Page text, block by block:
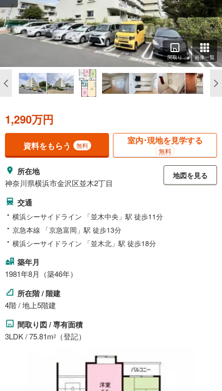
間取り 画像一覧
1,290万円
資料をもらう 無料 室内･現地を見学する
無料
所在地
神奈川県横浜市金沢区並木2丁目
地図を見る
交通
横浜シーサイドライン 「並木中央」駅 徒歩11分
京急本線 「京急富岡」駅 徒歩13分
横浜シーサイドライン 「並木北」駅 徒歩18分
築年月
1981年8月（築46年）
所在階 / 階建
4階 / 地上5階建
間取り図 / 専有面積
3LDK / 75.81m2 （登記）